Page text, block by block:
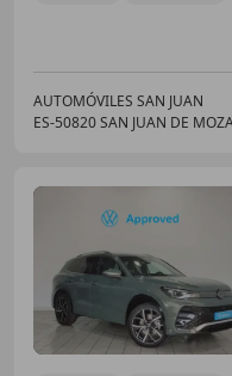
AUTOMÓVILES SAN JUAN
ES-50820 SAN JUAN DE